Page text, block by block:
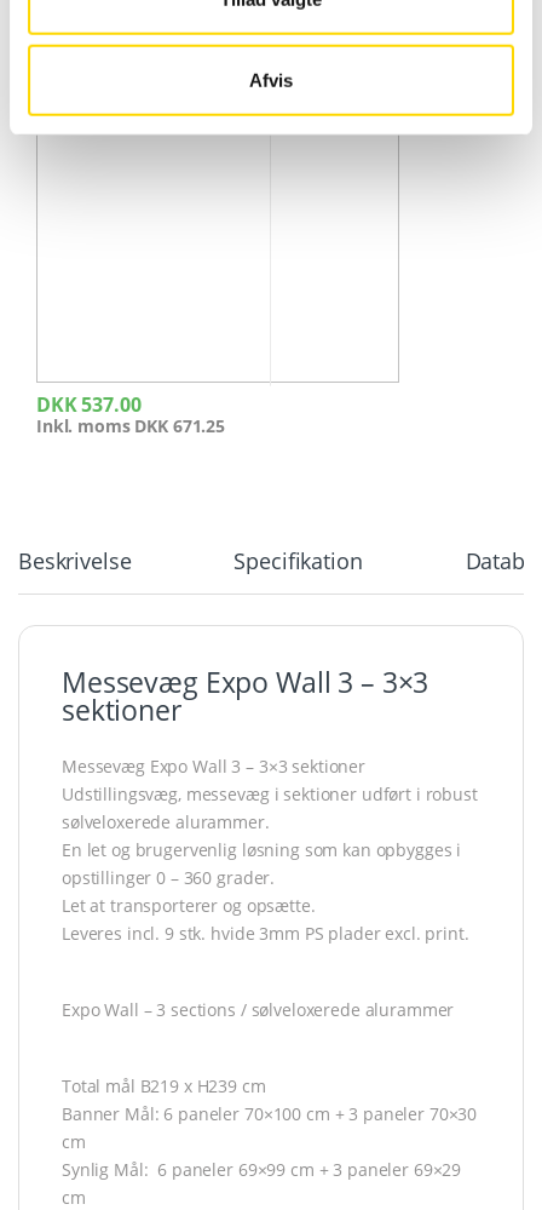
Afvis
DKK537.00
Inkl. moms DKK 671.25
Beskrivelse Specifikation
Messevæg Expo Wall 3 – 3×3
sektioner
Messevæg Expo Wall 3 – 3×3 sektioner
Udstillingsvæg, messevæg i sektioner udført i robust
sølveloxerede alurammer.
En let og brugervenlig løsning som kan opbygges i
opstillinger 0 – 360 grader.
Let at transporterer og opsætte.
Leveres incl. 9 stk. hvide 3mm PS plader excl. print.
Expo Wall – 3 sections / sølveloxerede alurammer
Total mål B219 x H239 cm
Banner Mål: 6 paneler 70×100 cm + 3 paneler 70×30
cm
Synlig Mål: 6 paneler 69×99 cm + 3 paneler 69×29
cm